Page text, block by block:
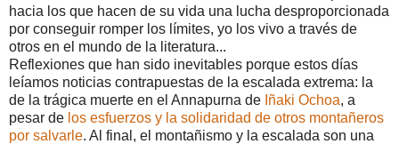
hacia los que hacen de su vida una lucha desproporcionada
por conseguir romper los límites, yo los vivo a través de
otros en el mundo de la literatura...
Reflexiones que han sido inevitables porque estos días
leíamos noticias contrapuestas de la escalada extrema: la
de la trágica muerte en el Annapurna de Iñaki Ochoa, a
pesar de los esfuerzos y la solidaridad de otros montañeros
por salvarle. Al final, el montañismo y la escalada son una